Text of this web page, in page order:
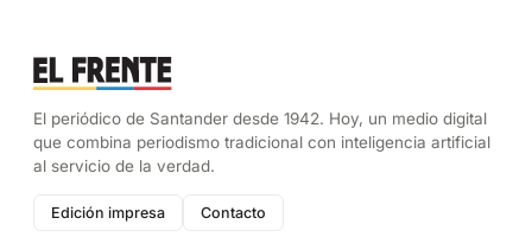
El periódico de Santander desde 1942. Hoy, un medio digital
que combina periodismo tradicional con inteligencia artificial
al servicio de la verdad.
Edición impresa Contacto